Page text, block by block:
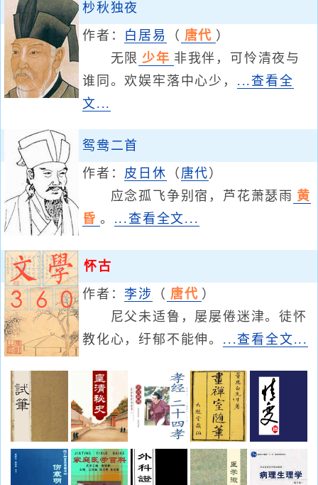
杪秋独夜
作者： 白居易 （ 唐代 ）
无限 少年 非我伴，可怜清夜与
谁同。欢娱牢落中心少， ...查看全
文...
鸳鸯二首
作者： 皮日休 （ 唐代 ）
应念孤飞争别宿，芦花萧瑟雨 黄
昏 。 ...查看全文...
怀古
作者：李涉 （ 唐代 ）
尼父未适鲁，屡屡倦迷津。徒怀
教化心，纡郁不能伸。 ...查看全文...